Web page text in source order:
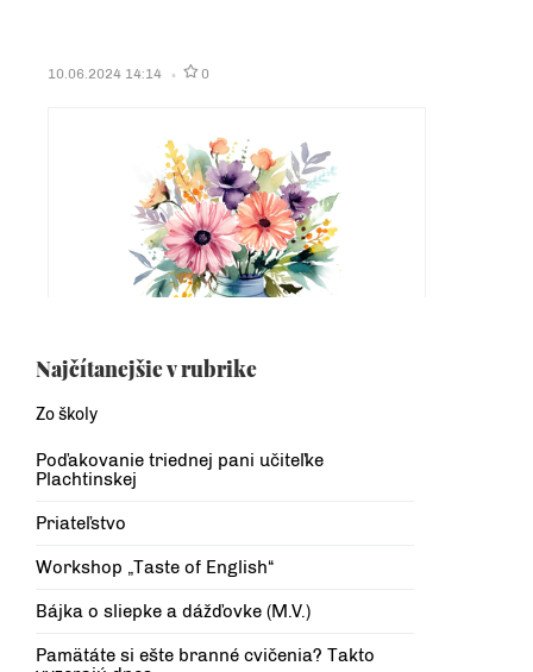
10.06.2024 14:14 0
Najčítanejšie v rubrike
Zo školy
Poďakovanie triednej pani učiteľke
Plachtinskej
Priateľstvo
Workshop „Taste of English“
Bájka o sliepke a dážďovke (M.V.)
Pamätáte si ešte branné cvičenia? Takto